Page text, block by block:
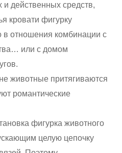
и действенных средств,
кровати фигурку
в отношения комбинации с
или с домом
животные притягиваются
романтические
фигурка животного
целую цепочку